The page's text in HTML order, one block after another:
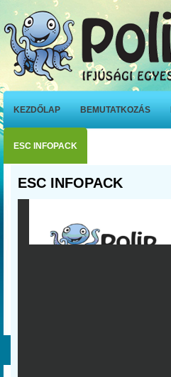
KEZDŐLAP BEMUTATKOZÁS
ESC INFOPACK
ESC INFOPACK